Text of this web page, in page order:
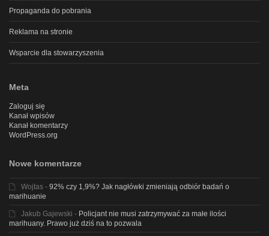
Propaganda do pobrania
Reklama na stronie
Wsparcie dla stowarzyszenia
Meta
Zaloguj się
Kanał wpisów
Kanał komentarzy
WordPress.org
Nowe komentarze
Wojtas - 92% czy 1,9%? Jak nagłówki zmieniają odbiór badań o
marihuanie
Jakub Gajewski - Policjant nie musi zatrzymywać za małe ilości
marihuany. Prawo już dziś na to pozwala